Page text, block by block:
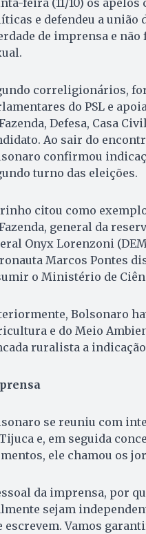
e defendeu a união
de imprensa e não
correligionários,
do PSL e
Defesa, Casa
Ao sair do
confirmou
turno das eleições.
citou como
general da
Onyx Lorenzoni
Marcos Pontes
o Ministério de
Bolsonaro
e do Meio
ruralista a
se reuniu com
e, em seguida
ele chamou os
da imprensa, por
sejam
escrevem. Vamos